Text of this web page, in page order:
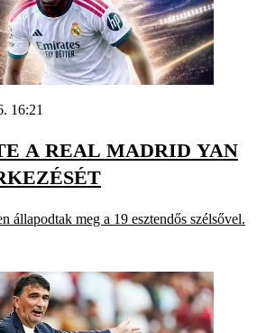
16:21
A REAL MADRID YAN
állapodtak meg a 19 esztendős szélsővel.